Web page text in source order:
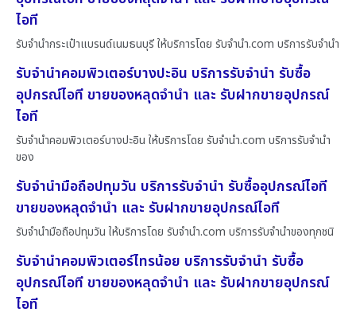
ไอที
รับจำนำกระเป๋าแบรนด์เนมธนบุรี ให้บริการโดย รับจํานํา.com บริการรับจำนำ
รับจำนำคอมพิวเตอร์บางปะอิน บริการรับจำนำ รับซื้อ
อุปกรณ์ไอที ขายของหลุดจำนำ และ รับฝากขายอุปกรณ์
ไอที
รับจำนำคอมพิวเตอร์บางปะอิน ให้บริการโดย รับจํานํา.com บริการรับจำนำ
ของ
รับจำนำมือถือปทุมวัน บริการรับจำนำ รับซื้ออุปกรณ์ไอที
ขายของหลุดจำนำ และ รับฝากขายอุปกรณ์ไอที
รับจำนำมือถือปทุมวัน ให้บริการโดย รับจํานํา.com บริการรับจำนำของทุกชนิ
รับจำนำคอมพิวเตอร์ไทรน้อย บริการรับจำนำ รับซื้อ
อุปกรณ์ไอที ขายของหลุดจำนำ และ รับฝากขายอุปกรณ์
ไอที